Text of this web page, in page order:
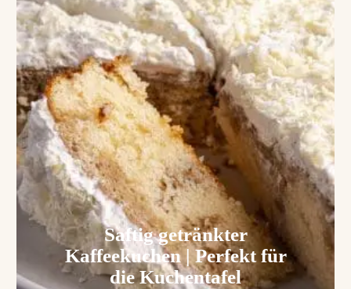
Saftig getränkter
Kaffeekuchen | Perfekt für
die Kuchentafel